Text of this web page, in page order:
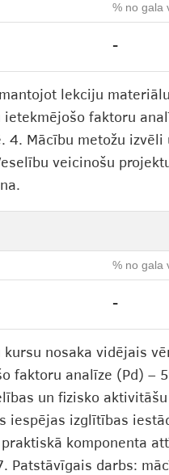
% no gala
-
lekciju
faktoru
4. Mācību metožu
veicinošu
% no gala
-
nosaka vidējais
faktoru analīze (Pd) –
un fizisko
iespējas izglītības
komponenta
Patstāvīgais darbs: